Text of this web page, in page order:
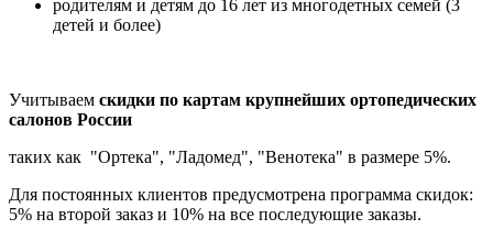
родителям и детям до 16 лет из многодетных семей (3
детей и более)
Учитываем скидки по картам крупнейших ортопедических
салонов России
таких как "Ортека", "Ладомед", "Венотека" в размере 5%.
Для постоянных клиентов предусмотрена программа скидок:
5% на второй заказ и 10% на все последующие заказы.